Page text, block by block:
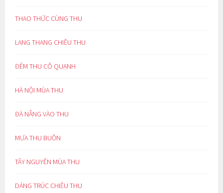
THAO THỨC CÙNG THU
LANG THANG CHIỀU THU
ĐÊM THU CÔ QUẠNH
HÀ NỘI MÙA THU
ĐÀ NẴNG VÀO THU
MƯA THU BUỒN
TÂY NGUYÊN MÙA THU
DÁNG TRÚC CHIỀU THU